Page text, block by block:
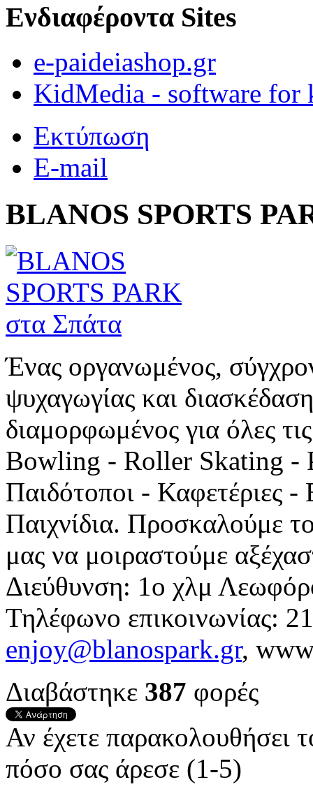
Ενδιαφέροντα Sites
e-paideiashop.gr
KidMedia - software for
Εκτύπωση
E-mail
BLANOS SPORTS
Ένας οργανωμένος,
ψυχαγωγίας και
διαμορφωμένος για όλες
Bowling - Roller Skating -
Παιδότοποι - Καφετέριες -
Παιχνίδια. Προσκαλούμε
μας να μοιραστούμε
Διεύθυνση: 1ο χλμ
Τηλέφωνο επικοινωνίας:
enjoy@blanospark.gr,
Διαβάστηκε 387 φορές
Αν έχετε παρακολουθήσει
πόσο σας άρεσε (1-5)